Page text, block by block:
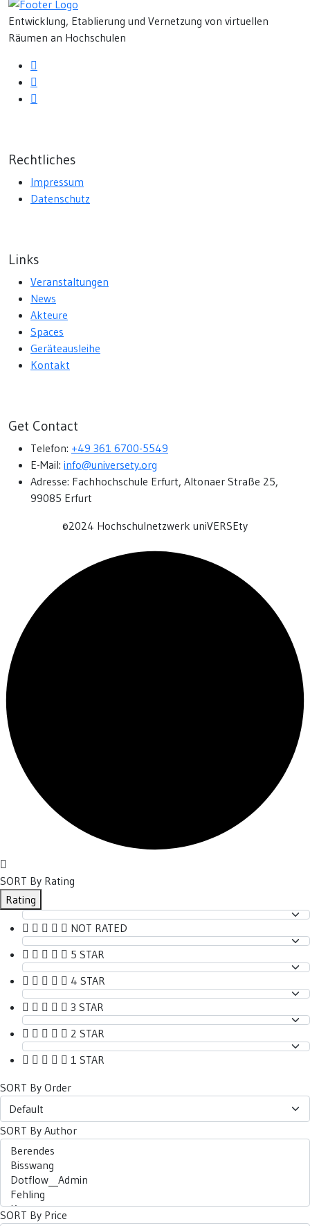
Entwicklung, Etablierung und Vernetzung von virtuellen
Räumen an Hochschulen
Rechtliches
Impressum
Datenschutz
Links
Veranstaltungen
News
Akteure
Spaces
Geräteausleihe
Kontakt
Get Contact
Telefon: +49 361 6700-5549
E-Mail: info@universety.org
Adresse: Fachhochschule Erfurt, Altonaer Straße 25,
99085 Erfurt
©2024 Hochschulnetzwerk uniVERSEty
SORT By Rating
Rating
NOT RATED
5 STAR
4 STAR
3 STAR
2 STAR
1 STAR
SORT By Order
SORT By Author
SORT By Price